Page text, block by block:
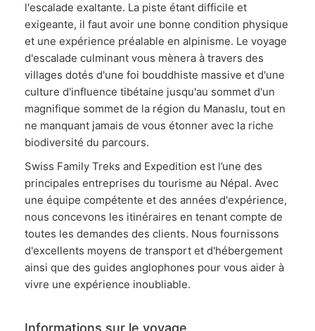
l'escalade exaltante. La piste étant difficile et
exigeante, il faut avoir une bonne condition physique
et une expérience préalable en alpinisme. Le voyage
d'escalade culminant vous mènera à travers des
villages dotés d'une foi bouddhiste massive et d'une
culture d'influence tibétaine jusqu'au sommet d'un
magnifique sommet de la région du Manaslu, tout en
ne manquant jamais de vous étonner avec la riche
biodiversité du parcours.
Swiss Family Treks and Expedition est l’une des
principales entreprises du tourisme au Népal. Avec
une équipe compétente et des années d'expérience,
nous concevons les itinéraires en tenant compte de
toutes les demandes des clients. Nous fournissons
d'excellents moyens de transport et d'hébergement
ainsi que des guides anglophones pour vous aider à
vivre une expérience inoubliable.
Informations sur le voyage